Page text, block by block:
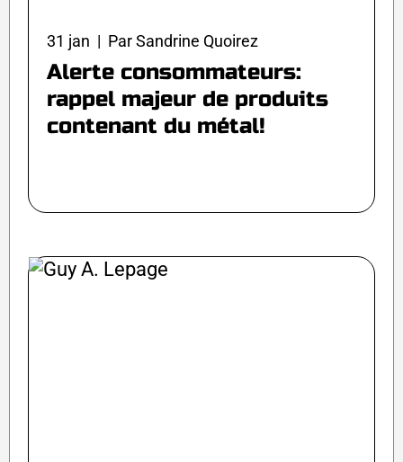
31 jan | Par Sandrine Quoirez
Alerte consommateurs:
rappel majeur de produits
contenant du métal!